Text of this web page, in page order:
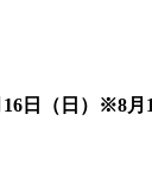
日（日）※8